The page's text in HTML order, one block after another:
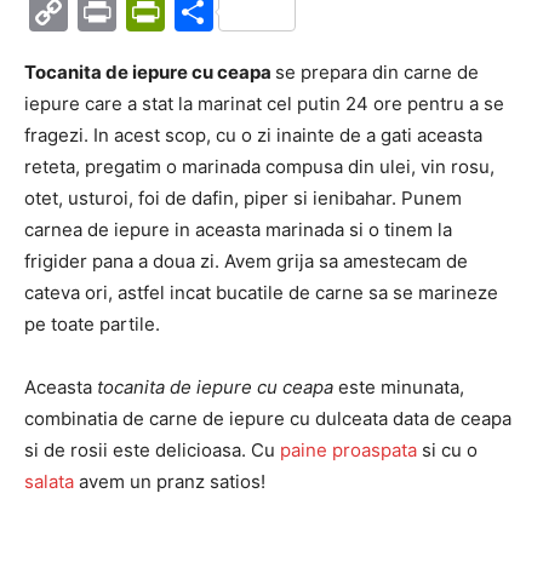
CopyPrintPrintFriendly
Partajează
Tocanita de iepure cu ceapa se prepara din carne de
iepure care a stat la marinat cel putin 24 ore pentru a se
fragezi. In acest scop, cu o zi inainte de a gati aceasta
reteta, pregatim o marinada compusa din ulei, vin rosu,
otet, usturoi, foi de dafin, piper si ienibahar. Punem
carnea de iepure in aceasta marinada si o tinem la
frigider pana a doua zi. Avem grija sa amestecam de
cateva ori, astfel incat bucatile de carne sa se marineze
pe toate partile.
Aceasta tocanita de iepure cu ceapa este minunata,
combinatia de carne de iepure cu dulceata data de ceapa
si de rosii este delicioasa. Cu paine proaspata si cu o
salata avem un pranz satios!